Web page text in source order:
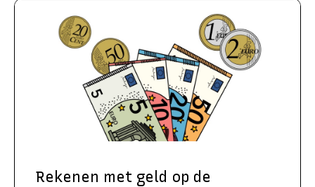
Rekenen met geld op de